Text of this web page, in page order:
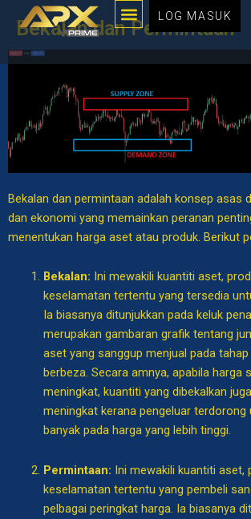
Langkau
kandungan
MenuLOG MASUK
Bekalan dan Permintaan
Bekalan dan permintaan adalah konsep asas
dan ekonomi yang memainkan peranan
menentukan harga aset atau produk. Berikut
Bekalan: Ini mewakili kuantiti aset,
keselamatan tertentu yang tersedia
Ia biasanya ditunjukkan pada keluk
merupakan gambaran grafik tentang
aset yang sanggup menjual pada tahap
berbeza. Secara amnya, apabila harga
meningkat, kuantiti yang dibekalkan
meningkat kerana pengeluar terdorong
banyak pada harga yang lebih tinggi.
Permintaan: Ini mewakili kuantiti aset,
keselamatan tertentu yang pembeli
pelbagai peringkat harga. Ia biasanya